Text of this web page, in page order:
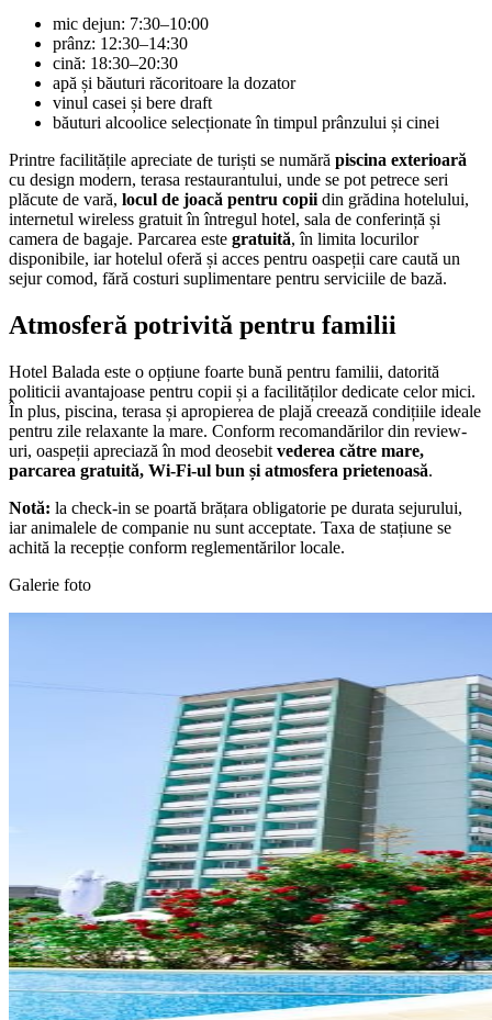
mic dejun: 7:30–10:00
prânz: 12:30–14:30
cină: 18:30–20:30
apă și băuturi răcoritoare la dozator
vinul casei și bere draft
băuturi alcoolice selecționate în timpul prânzului și cinei
Printre facilitățile apreciate de turiști se numără piscina exterioară
cu design modern, terasa restaurantului, unde se pot petrece seri
plăcute de vară, locul de joacă pentru copii din grădina hotelului,
internetul wireless gratuit în întregul hotel, sala de conferință și
camera de bagaje. Parcarea este gratuită, în limita locurilor
disponibile, iar hotelul oferă și acces pentru oaspeții care caută un
sejur comod, fără costuri suplimentare pentru serviciile de bază.
Atmosferă potrivită pentru familii
Hotel Balada este o opțiune foarte bună pentru familii, datorită
politicii avantajoase pentru copii și a facilităților dedicate celor mici.
În plus, piscina, terasa și apropierea de plajă creează condițiile ideale
pentru zile relaxante la mare. Conform recomandărilor din review-
uri, oaspeții apreciază în mod deosebit vederea către mare,
parcarea gratuită, Wi‑Fi-ul bun și atmosfera prietenoasă.
Notă: la check-in se poartă brățara obligatorie pe durata sejurului,
iar animalele de companie nu sunt acceptate. Taxa de stațiune se
achită la recepție conform reglementărilor locale.
Galerie foto